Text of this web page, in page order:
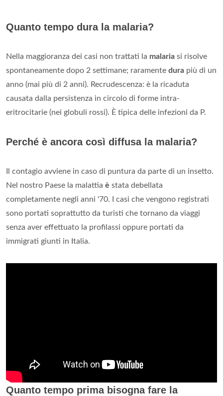
Quanto tempo dura la malaria?
Nella maggioranza dei casi non trattati la malaria si risolve
spontaneamente dopo 2 settimane; raramente dura più di un
anno (mai più di 2 anni). Recrudescenza: è la ricaduta
causata dalla persistenza in circolo di forme intra-
eritrocitarie (nei globuli rossi). È tipica delle infezioni da P.
Perché è ancora così diffusa la malaria?
Il contagio avviene in caso di puntura da parte di un insetto.
Nel nostro Paese la malattia è stata debellata
completamente negli anni '70. I casi che vengono registrati
sono portati soprattutto da turisti che tornano da viaggi
senza aver effettuato la profilassi oppure portati da
immigrati giunti in Italia.
Quanto tempo prima bisogna fare la